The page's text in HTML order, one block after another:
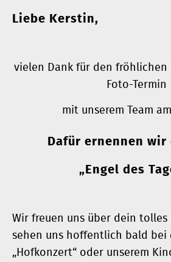
Liebe Kerstin,
vielen Dank für den fröhlichen
Foto-Termin
mit unserem Team
Dafür ernennen wir
„Engel des
Wir freuen uns über dein tolles
sehen uns hoffentlich bald bei
„Hofkonzert“ oder unserem